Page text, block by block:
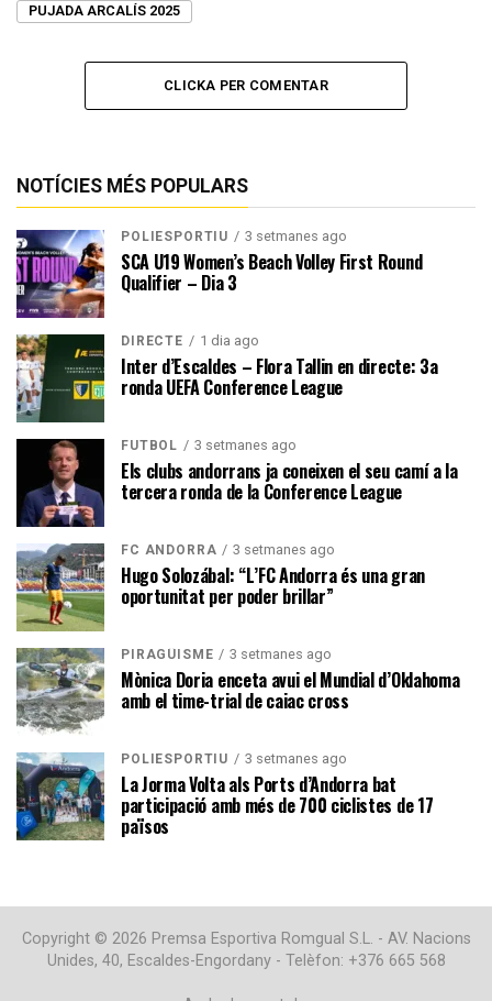
PUJADA ARCALÍS 2025
CLICKA PER COMENTAR
NOTÍCIES MÉS POPULARS
POLIESPORTIU 3 setmanes ago
SCA U19 Women’s Beach Volley First Round
Qualifier – Dia 3
DIRECTE 1 dia ago
Inter d’Escaldes – Flora Tallin en directe: 3a
ronda UEFA Conference League
FUTBOL 3 setmanes ago
Els clubs andorrans ja coneixen el seu camí a la
tercera ronda de la Conference League
FC ANDORRA 3 setmanes ago
Hugo Solozábal: “L’FC Andorra és una gran
oportunitat per poder brillar”
PIRAGÜISME 3 setmanes ago
Mònica Doria enceta avui el Mundial d’Oklahoma
amb el time-trial de caiac cross
POLIESPORTIU 3 setmanes ago
La Jorma Volta als Ports d’Andorra bat
participació amb més de 700 ciclistes de 17
països
Copyright © 2026 Premsa Esportiva Romgual S.L. - AV. Nacions
Unides, 40, Escaldes-Engordany - Telèfon: +376 665 568